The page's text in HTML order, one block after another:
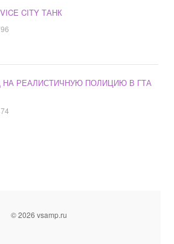
CITY ТАНК
НА РЕАЛИСТИЧНУЮ ПОЛИЦИЮ В ГТА
© 2026 vsamp.ru